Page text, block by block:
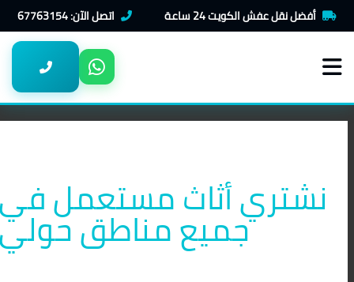
أفضل نقل عفش الكويت 24 ساعة اتصل الآن: 67763154
تخطي
إلى
نشتري أثاث مستعمل
جميع مناطق
شراء
اثاث
بحولي